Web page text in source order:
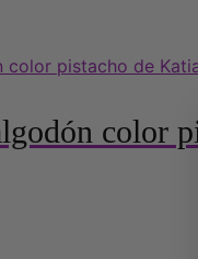
color